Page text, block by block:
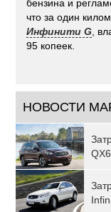
бензина и
что за один
Инфинити G ,
95 копеек.
НОВОСТИ